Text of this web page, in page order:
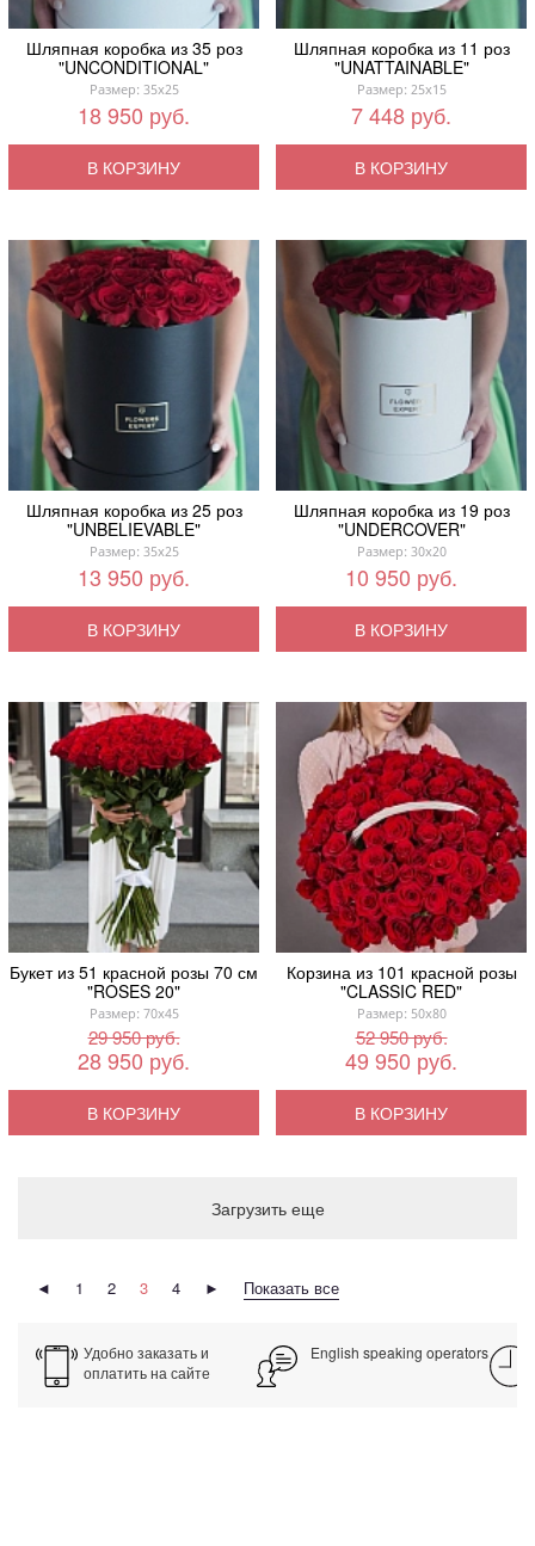
Шляпная коробка из 35 роз
"UNCONDITIONAL"
Размер: 35x25
18 950 руб.
В КОРЗИНУ
Шляпная коробка из 11 роз
"UNATTAINABLE"
Размер: 25x15
7 448 руб.
В КОРЗИНУ
Шляпная коробка из 25 роз
"UNBELIEVABLE"
Размер: 35x25
13 950 руб.
В КОРЗИНУ
Шляпная коробка из 19 роз
"UNDERCOVER"
Размер: 30x20
10 950 руб.
В КОРЗИНУ
Букет из 51 красной розы 70 см
"ROSES 20"
Размер: 70x45
29 950 руб.
28 950 руб.
В КОРЗИНУ
Корзина из 101 красной розы
"CLASSIC RED"
Размер: 50x80
52 950 руб.
49 950 руб.
В КОРЗИНУ
Загрузить еще
◄ 1 2 3 4 ► Показать все
Удобно заказать и
оплатить на сайте
English speaking operators